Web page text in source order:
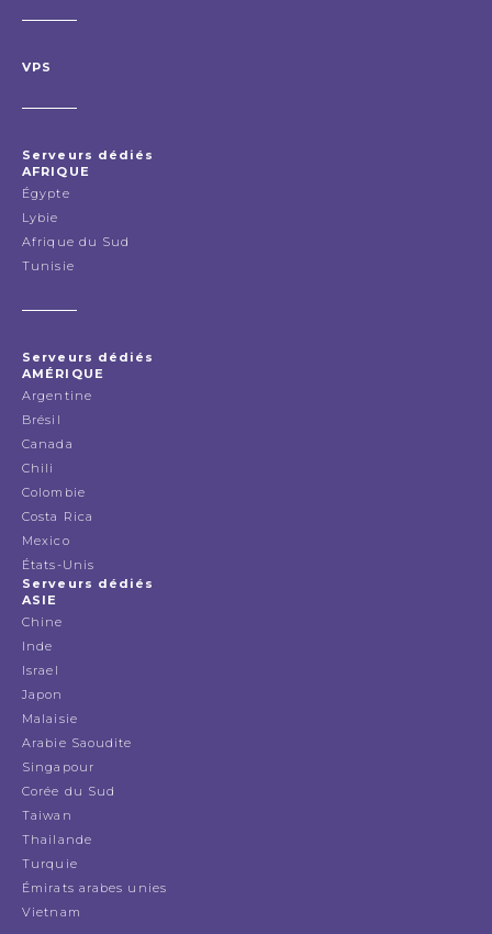
VPS
Serveurs dédiés
AFRIQUE
Égypte
Lybie
Afrique du Sud
Tunisie
Serveurs dédiés
AMÉRIQUE
Argentine
Brésil
Canada
Chili
Colombie
Costa Rica
Mexico
États-Unis
Serveurs dédiés
ASIE
Chine
Inde
Israel
Japon
Malaisie
Arabie Saoudite
Singapour
Corée du Sud
Taiwan
Thailande
Turquie
Émirats arabes unies
Vietnam